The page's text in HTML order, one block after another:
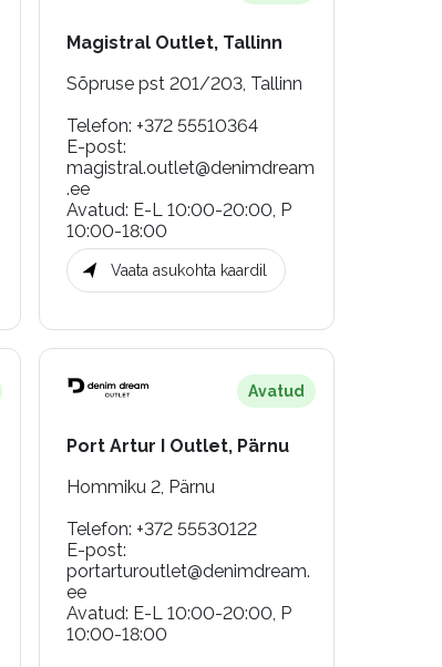
Magistral Outlet, Tallinn
Sõpruse pst 201/203, Tallinn
Telefon: +372 55510364
E-post:
magistral.outlet@denimdream
.ee
Avatud: E-L 10:00-20:00, P
10:00-18:00
Vaata asukohta kaardil
Avatud
Port Artur I Outlet, Pärnu
Hommiku 2, Pärnu
Telefon: +372 55530122
E-post:
portarturoutlet@denimdream.
ee
Avatud: E-L 10:00-20:00, P
10:00-18:00